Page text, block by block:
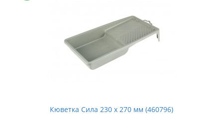
Кюветка Сила 230 х 270 мм (460796)